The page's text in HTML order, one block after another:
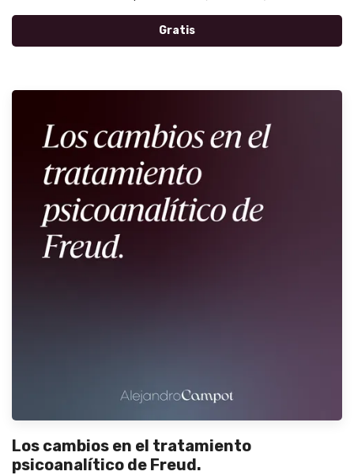
Gratis
Los cambios en el tratamiento
psicoanalítico de Freud.